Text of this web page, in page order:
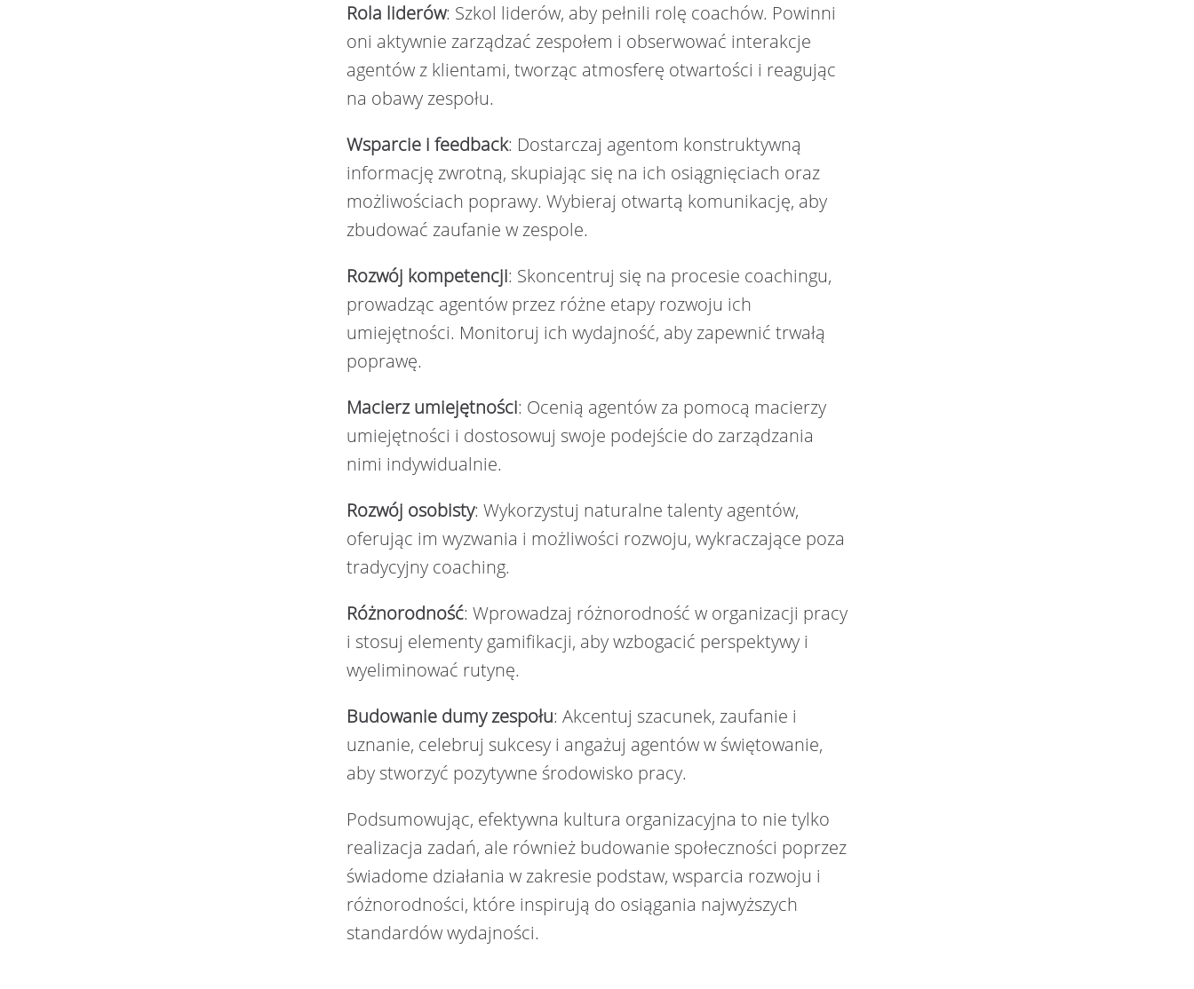
Rola liderów: Szkol liderów, aby pełnili rolę coachów. Powinni
oni aktywnie zarządzać zespołem i obserwować interakcje
agentów z klientami, tworząc atmosferę otwartości i reagując
na obawy zespołu.
Wsparcie i feedback: Dostarczaj agentom konstruktywną
informację zwrotną, skupiając się na ich osiągnięciach oraz
możliwościach poprawy. Wybieraj otwartą komunikację, aby
zbudować zaufanie w zespole.
Rozwój kompetencji: Skoncentruj się na procesie coachingu,
prowadząc agentów przez różne etapy rozwoju ich
umiejętności. Monitoruj ich wydajność, aby zapewnić trwałą
poprawę.
Macierz umiejętności: Ocenią agentów za pomocą macierzy
umiejętności i dostosowuj swoje podejście do zarządzania
nimi indywidualnie.
Rozwój osobisty: Wykorzystuj naturalne talenty agentów,
oferując im wyzwania i możliwości rozwoju, wykraczające poza
tradycyjny coaching.
Różnorodność: Wprowadzaj różnorodność w organizacji pracy
i stosuj elementy gamifikacji, aby wzbogacić perspektywy i
wyeliminować rutynę.
Budowanie dumy zespołu: Akcentuj szacunek, zaufanie i
uznanie, celebruj sukcesy i angażuj agentów w świętowanie,
aby stworzyć pozytywne środowisko pracy.
Podsumowując, efektywna kultura organizacyjna to nie tylko
realizacja zadań, ale również budowanie społeczności poprzez
świadome działania w zakresie podstaw, wsparcia rozwoju i
różnorodności, które inspirują do osiągania najwyższych
standardów wydajności.